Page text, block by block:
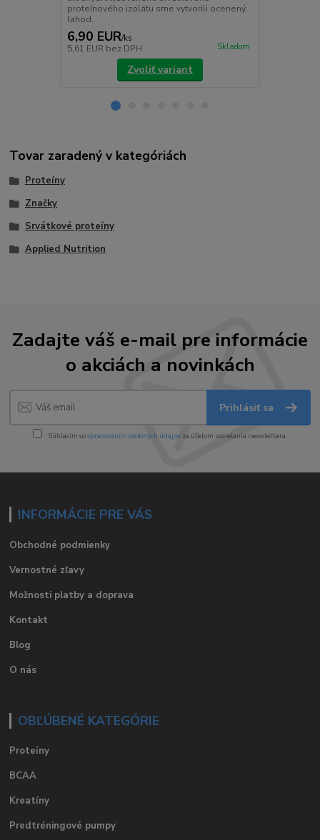
proteínového izolátu sme vytvorili ocenený,
lahod...
6,90 EUR/ks
5,61 EUR bez DPH Skladom
Zvoliť variant
Tovar zaradený v kategóriách
Proteíny
Značky
Srvátkové proteíny
Applied Nutrition
Zadajte váš e-mail pre informácie
o akciách a novinkách
Prihlásiť sa
Súhlasím sospracovaním osobných údajov za účelom zasielania newslettera.
INFORMÁCIE PRE VÁS
Obchodné podmienky
Vernostné zľavy
Možnosti platby a doprava
Kontakt
Blog
O nás
OBĽÚBENÉ KATEGÓRIE
Proteíny
BCAA
Kreatíny
Predtréningové pumpy